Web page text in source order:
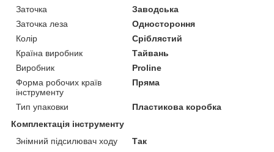
Заточка
Заводська
Заточка леза
Одностороння
Колір
Сріблястий
Країна виробник
Тайвань
Виробник
Proline
Форма робочих країв
інструменту
Пряма
Тип упаковки
Пластикова коробка
Комплектація інструменту
Знімний підсилювач ходу
Так